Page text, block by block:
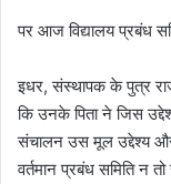
पर आज विद्यालय प्रबंध
इधर, संस्थापक के पुत्र
कि उनके पिता ने जिस
संचालन उस मूल उद्देश्य और
वर्तमान प्रबंध समिति न